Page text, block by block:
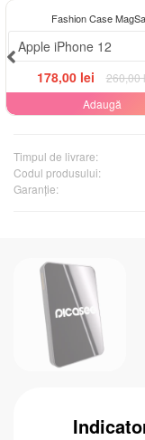
Fashion Case
Apple iPhone 12
178,00 lei
260,00
Adaugă
Timpul de livrare:
Codul produsului:
Garanţie: